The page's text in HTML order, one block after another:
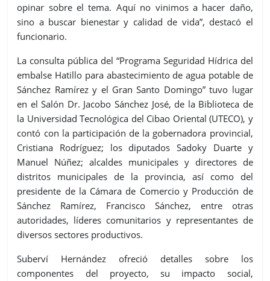
opinar sobre el tema. Aquí no vinimos a hacer daño,
sino a buscar bienestar y calidad de vida”, destacó el
funcionario.
La consulta pública del “Programa Seguridad Hídrica del
embalse Hatillo para abastecimiento de agua potable de
Sánchez Ramírez y el Gran Santo Domingo” tuvo lugar
en el Salón Dr. Jacobo Sánchez José, de la Biblioteca de
la Universidad Tecnológica del Cibao Oriental (UTECO), y
contó con la participación de la gobernadora provincial,
Cristiana Rodríguez; los diputados Sadoky Duarte y
Manuel Núñez; alcaldes municipales y directores de
distritos municipales de la provincia, así como del
presidente de la Cámara de Comercio y Producción de
Sánchez Ramírez, Francisco Sánchez, entre otras
autoridades, líderes comunitarios y representantes de
diversos sectores productivos.
Suberví Hernández ofreció detalles sobre los
componentes del proyecto, su impacto social,